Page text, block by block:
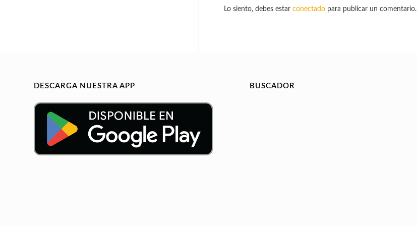
Lo siento, debes estar conectadopara publicar un comentario.
DESCARGA NUESTRA APP BUSCADOR